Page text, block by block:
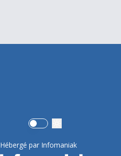
Use setting
Hébergé par Infomaniak